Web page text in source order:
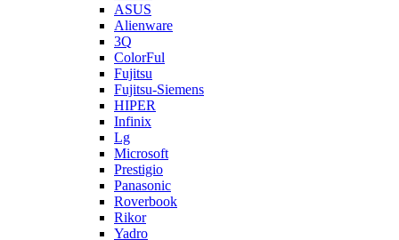
ASUS
Alienware
3Q
ColorFul
Fujitsu
Fujitsu-Siemens
HIPER
Infinix
Lg
Microsoft
Prestigio
Panasonic
Roverbook
Rikor
Yadro